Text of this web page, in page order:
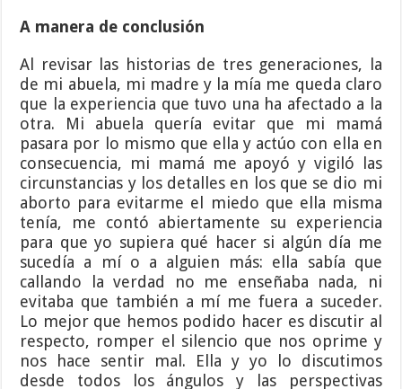
A manera de conclusión
Al revisar las historias de tres generaciones, la
de mi abuela, mi madre y la mía me queda claro
que la experiencia que tuvo una ha afectado a la
otra. Mi abuela quería evitar que mi mamá
pasara por lo mismo que ella y actúo con ella en
consecuencia, mi mamá me apoyó y vigiló las
circunstancias y los detalles en los que se dio mi
aborto para evitarme el miedo que ella misma
tenía, me contó abiertamente su experiencia
para que yo supiera qué hacer si algún día me
sucedía a mí o a alguien más: ella sabía que
callando la verdad no me enseñaba nada, ni
evitaba que también a mí me fuera a suceder.
Lo mejor que hemos podido hacer es discutir al
respecto, romper el silencio que nos oprime y
nos hace sentir mal. Ella y yo lo discutimos
desde todos los ángulos y las perspectivas